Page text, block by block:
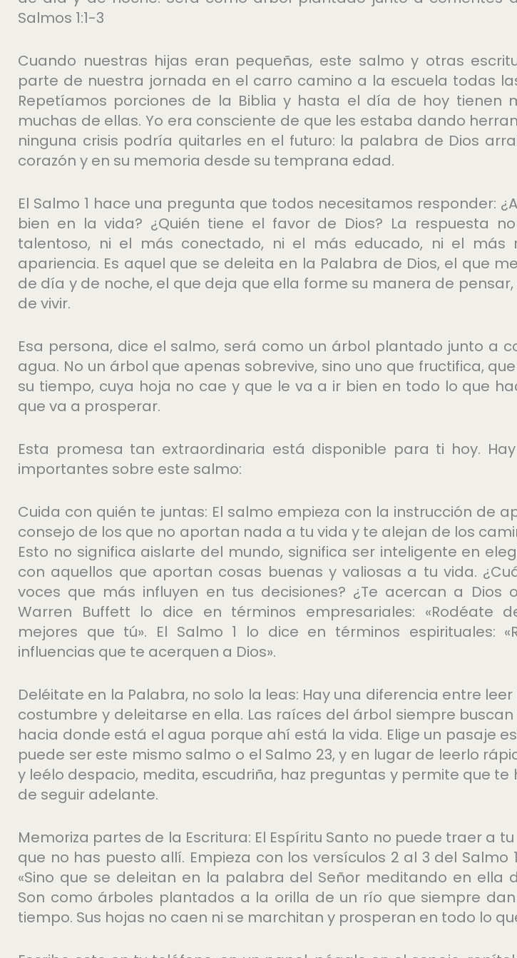
Salmos 1:1-3
Cuando nuestras hijas eran pequeñas, este salmo y otras
parte de nuestra jornada en el carro camino a la escuela todas
Repetíamos porciones de la Biblia y hasta el día de hoy tienen
muchas de ellas. Yo era consciente de que les estaba dando
ninguna crisis podría quitarles en el futuro: la palabra de Dios
corazón y en su memoria desde su temprana edad.
El Salmo 1 hace una pregunta que todos necesitamos responder:
bien en la vida? ¿Quién tiene el favor de Dios? La respuesta
talentoso, ni el más conectado, ni el más educado, ni el más
apariencia. Es aquel que se deleita en la Palabra de Dios, el que
de día y de noche, el que deja que ella forme su manera de
de vivir.
Esa persona, dice el salmo, será como un árbol plantado junto a
agua. No un árbol que apenas sobrevive, sino uno que fructifica,
su tiempo, cuya hoja no cae y que le va a ir bien en todo lo que
que va a prosperar.
Esta promesa tan extraordinaria está disponible para ti hoy.
importantes sobre este salmo:
Cuida con quién te juntas: El salmo empieza con la instrucción de
consejo de los que no aportan nada a tu vida y te alejan de los
Esto no significa aislarte del mundo, significa ser inteligente en
con aquellos que aportan cosas buenas y valiosas a tu vida.
voces que más influyen en tus decisiones? ¿Te acercan a Dios
Warren Buffett lo dice en términos empresariales: «Rodéate
mejores que tú». El Salmo 1 lo dice en términos espirituales:
influencias que te acerquen a Dios».
Deléitate en la Palabra, no solo la leas: Hay una diferencia entre
costumbre y deleitarse en ella. Las raíces del árbol siempre buscan
hacia donde está el agua porque ahí está la vida. Elige un pasaje
puede ser este mismo salmo o el Salmo 23, y en lugar de leerlo
y leélo despacio, medita, escudriña, haz preguntas y permite que te
de seguir adelante.
Memoriza partes de la Escritura: El Espíritu Santo no puede traer a
que no has puesto allí. Empieza con los versículos 2 al 3 del Salmo
«Sino que se deleitan en la palabra del Señor meditando en ella
Son como árboles plantados a la orilla de un río que siempre
tiempo. Sus hojas no caen ni se marchitan y prosperan en todo lo